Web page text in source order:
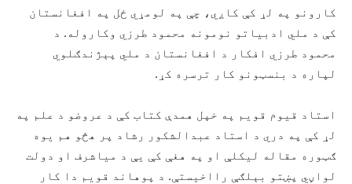
کارونو په لړ کې کاږي، چې په لومړي ځل په افغانستان
کې د ملي ادبياتو نومونه محمود طرزي وکاروله. د
محمود طرزي افکار د افغانستان د ملي پېژندګلوي
لپاره د بنسټونو کار ترسره کړ.
استاد قيوم قويم په خپل همدې کتاب کې د عروضو د علم په
لړ کې په دري د استاد عبدالشکور رشاد پر هڅو هم يوه
ګټوره مقاله ليکلې او په هغې کې يې د مياشرف او دولت
لواڼي پښتو بېلګې رااخيستې. د پوهاند قويم دا کار